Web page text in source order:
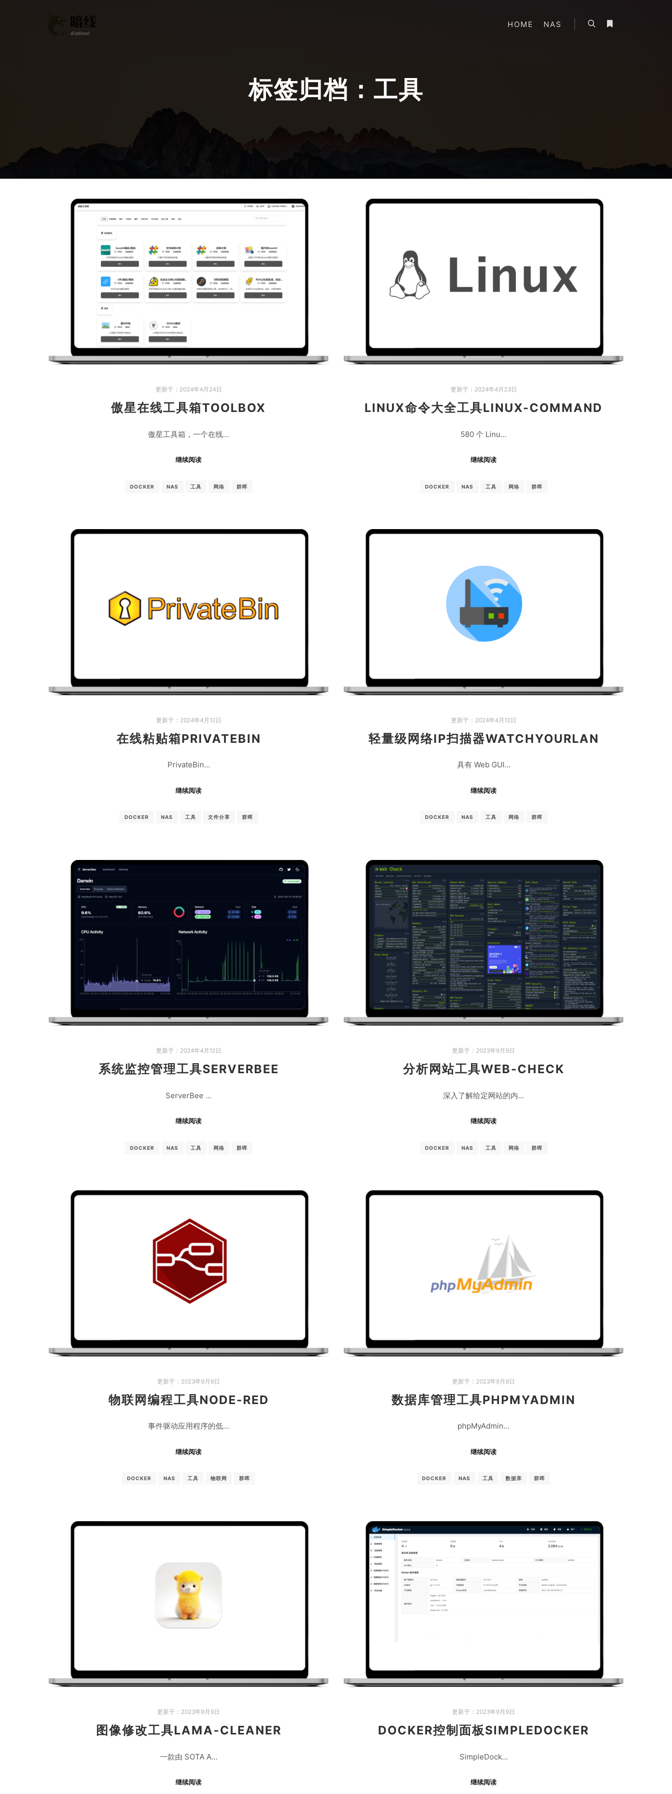
HOME NAS
标签归档： 工具
更新于： 2024年4月24日
傲星在线工具箱TOOLBOX
傲星工具箱，一个在线…
继续阅读
DOCKER NAS 工具 网络 群晖
更新于： 2024年4月23日
LINUX命令大全工具LINUX-COMMAND
580 个 Linu…
继续阅读
DOCKER NAS 工具 网络 群晖
更新于： 2024年4月12日
在线粘贴箱PRIVATEBIN
PrivateBin…
继续阅读
DOCKER NAS 工具 文件分享 群晖
更新于： 2024年4月12日
轻量级网络IP扫描器WATCHYOURLAN
具有 Web GUI…
继续阅读
DOCKER NAS 工具 网络 群晖
更新于： 2024年4月12日
系统监控管理工具SERVERBEE
ServerBee …
继续阅读
DOCKER NAS 工具 网络 群晖
更新于： 2023年9月9日
分析网站工具WEB-CHECK
深入了解给定网站的内…
继续阅读
DOCKER NAS 工具 网络 群晖
更新于： 2023年9月9日
物联网编程工具NODE-RED
事件驱动应用程序的低…
继续阅读
DOCKER NAS 工具 物联网 群晖
更新于： 2023年9月9日
数据库管理工具PHPMYADMIN
phpMyAdmin…
继续阅读
DOCKER NAS 工具 数据库 群晖
更新于： 2023年9月9日
图像修改工具LAMA-CLEANER
一款由 SOTA A…
继续阅读
更新于： 2023年9月9日
DOCKER控制面板SIMPLEDOCKER
SimpleDock…
继续阅读